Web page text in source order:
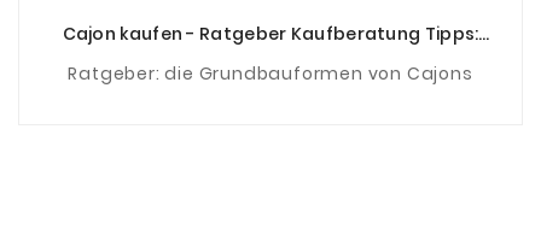
Cajon kaufen - Ratgeber Kaufberatung Tipps:
Ratgeber: die Grundbauformen von Cajons